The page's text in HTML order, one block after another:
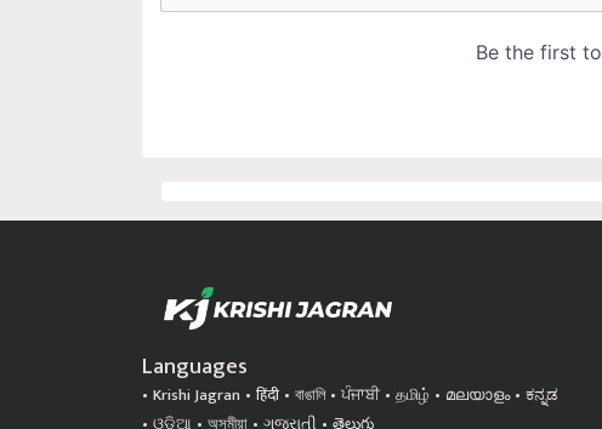
Languages
Krishi Jagran हिंदी বাঙালি ਪੰਜਾਬੀ தமிழ் മലയാളം
ಕನ್ನಡ
ଓଡିଆ
অসমীয়া ગુજરાતી తెలుగు